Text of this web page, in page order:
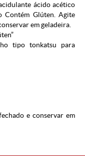
ácido acético
Contém Glúten. Agite
em geladeira.
tipo tonkatsu para
e conservar em